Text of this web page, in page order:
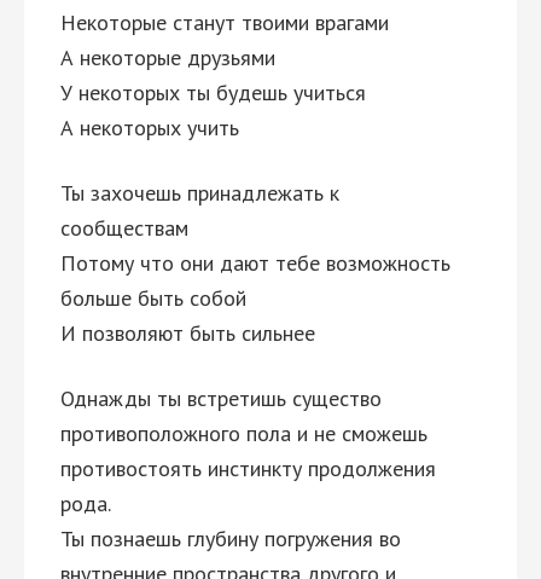
Некоторые станут твоими врагами
А некоторые друзьями
У некоторых ты будешь учиться
А некоторых учить
Ты захочешь принадлежать к
сообществам
Потому что они дают тебе возможность
больше быть собой
И позволяют быть сильнее
Однажды ты встретишь существо
противоположного пола и не сможешь
противостоять инстинкту продолжения
рода.
Ты познаешь глубину погружения во